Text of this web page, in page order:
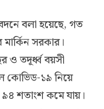
বলা হয়েছে, গত
সরকার।
ও তদূর্ধ্ব বয়সী
কোভিড-১৯ নিয়ে
৯৪ শতাংশ কমে যায়।